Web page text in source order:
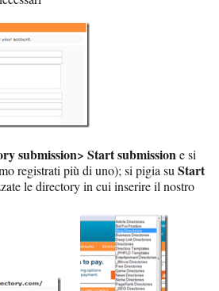
submission> Start submissione si
registrati più di uno); si pigia su Start
le directory in cui inserire il nostro